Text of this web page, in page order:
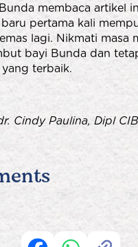
membaca artikel
pertama kali
lagi. Nikmati masa
bayi Bunda dan
terbaik.
Cindy Paulina, Dipl